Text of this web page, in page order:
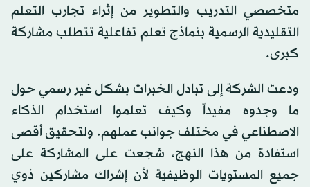
متخصصي التدريب والتطوير من إثراء تجارب التعلم
التقليدية الرسمية بنماذج تعلم تفاعلية تتطلب مشاركة
كبرى.
ودعت الشركة إلى تبادل الخبرات بشكل غير رسمي حول
ما وجدوه مفيداً وكيف تعلموا استخدام الذكاء
الاصطناعي في مختلف جوانب عملهم. ولتحقيق أقصى
استفادة من هذا النهج، شجعت على المشاركة على
جميع المستويات الوظيفية لأن إشراك مشاركين ذوي